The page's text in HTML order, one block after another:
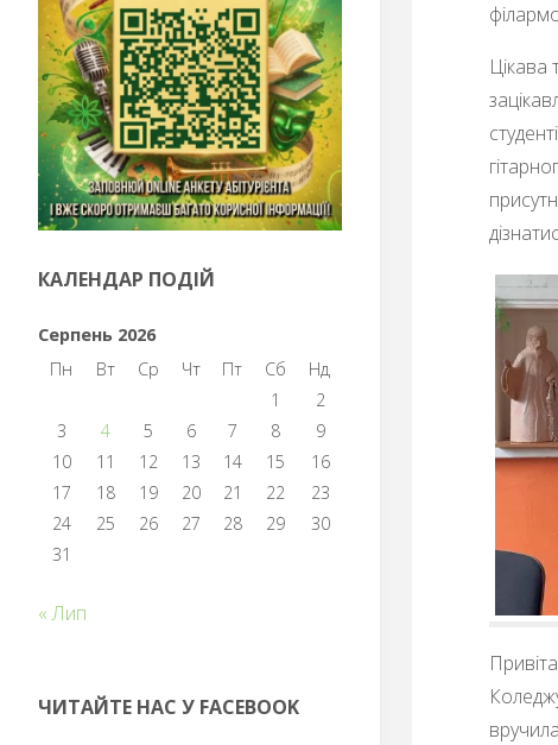
Цікава
КАЛЕНДАР ПОДІЙ
Серпень 2026
Пн
Вт Ср Чт Пт Сб
Нд
1
2
3
4 5 6 7 8
9
10
11 12 13 14 15
16
17
18 19 20 21 22
23
24
25 26 27 28 29
30
31
« Лип
ЧИТАЙТЕ НАС У FACEBOOK